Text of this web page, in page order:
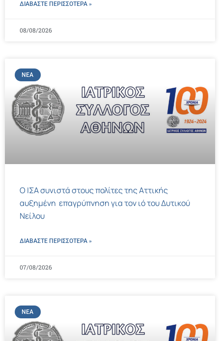
ΔΙΑΒΑΣΤΕ ΠΕΡΙΣΣΌΤΕΡΑ »
08/08/2026
ΝΈΑ
Ο ΙΣΑ συνιστά στους πολίτες της Αττικής
αυξημένη επαγρύπνηση για τον ιό του Δυτικού
Νείλου
ΔΙΑΒΑΣΤΕ ΠΕΡΙΣΣΌΤΕΡΑ »
07/08/2026
ΝΈΑ